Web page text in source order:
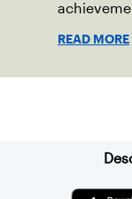
READ MORE